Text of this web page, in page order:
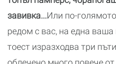
завивка...Или по-
редом с вас, на една ваша
тоест изразходва три